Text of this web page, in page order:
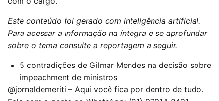
Este conteúdo foi gerado com inteligência artificial.
Para acessar a informação na íntegra e se aprofundar
sobre o tema consulte a reportagem a seguir.
5 contradições de Gilmar Mendes na decisão sobre
impeachment de ministros
@jornaldemeriti – Aqui você fica por dentro de tudo.